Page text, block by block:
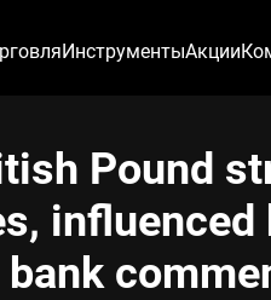
ИнструментыАкции
Pound